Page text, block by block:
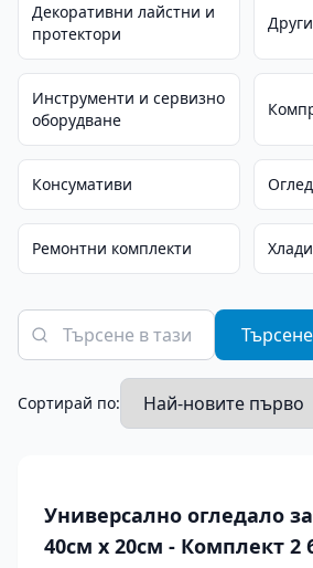
Декоративни лайстни и
протектори
Други
Инструменти и сервизно
оборудване
Консумативи
Ремонтни комплекти
Търсене
Сортирай по:
Универсално огледало
40см х 20см - Комплект 2